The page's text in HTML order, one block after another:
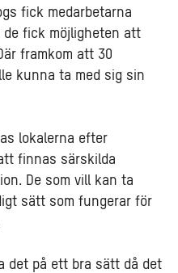
fick medarbetarna
fick möjligheten att
framkom att 30
kunna ta med sig sin
lokalerna efter
finnas särskilda
De som vill kan ta
sätt som fungerar för
det på ett bra sätt då det